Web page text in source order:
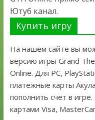
Ютуб канал.
Купить игру
На нашем сайте вы
версию игры Grand
Online. Для PC,
платежные карты
пополнить счет в
картами Visa,